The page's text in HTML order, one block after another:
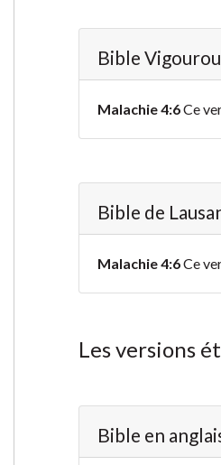
Bible
Malachie 4:6Ce
Bible de
Malachie 4:6Ce
Les versions
Bible en